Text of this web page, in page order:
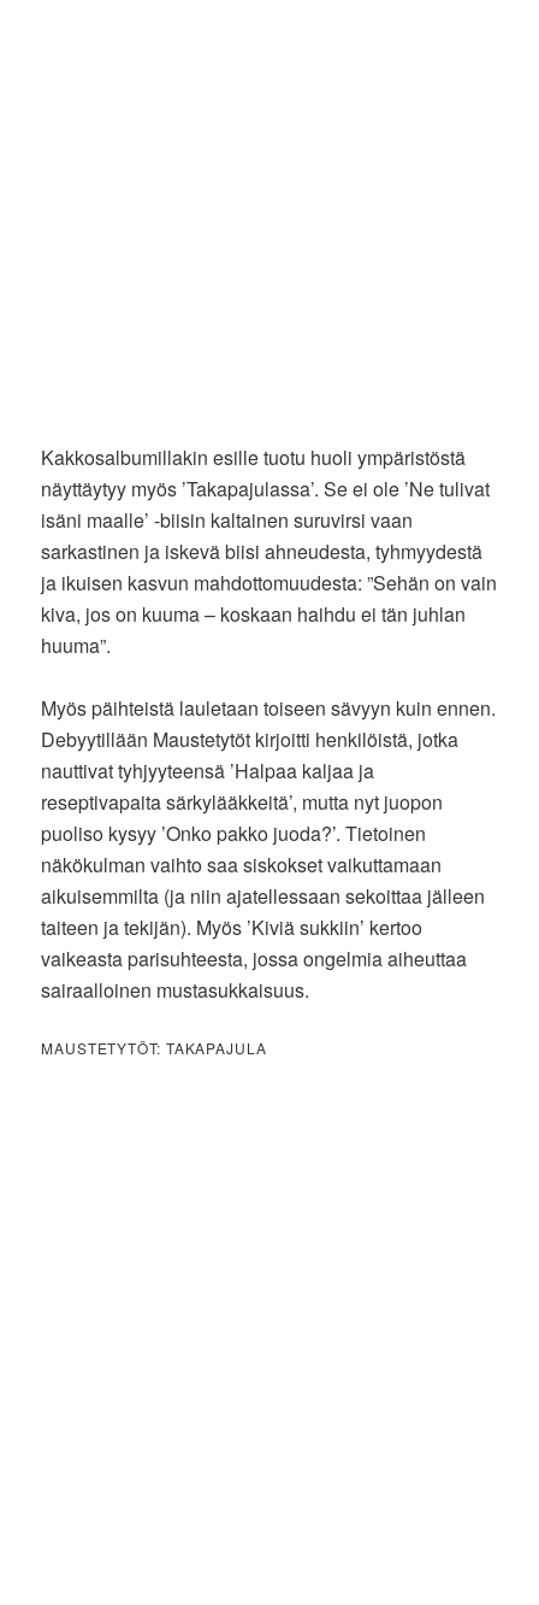
Kakkosalbumillakin esille tuotu huoli ympäristöstä
näyttäytyy myös ’Takapajulassa’. Se ei ole ’Ne tulivat
isäni maalle’ -biisin kaltainen suruvirsi vaan
sarkastinen ja iskevä biisi ahneudesta, tyhmyydestä
ja ikuisen kasvun mahdottomuudesta: ”Sehän on vain
kiva, jos on kuuma – koskaan haihdu ei tän juhlan
huuma”.
Myös päihteistä lauletaan toiseen sävyyn kuin ennen.
Debyytillään Maustetytöt kirjoitti henkilöistä, jotka
nauttivat tyhjyyteensä ’Halpaa kaljaa ja
reseptivapaita särkylääkkeitä’, mutta nyt juopon
puoliso kysyy ’Onko pakko juoda?’. Tietoinen
näkökulman vaihto saa siskokset vaikuttamaan
aikuisemmilta (ja niin ajatellessaan sekoittaa jälleen
taiteen ja tekijän). Myös ’Kiviä sukkiin’ kertoo
vaikeasta parisuhteesta, jossa ongelmia aiheuttaa
sairaalloinen mustasukkaisuus.
MAUSTETYTÖT: TAKAPAJULA